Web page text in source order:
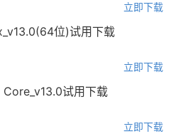
立即下载
位)试用下载
立即下载
试用下载
立即下载